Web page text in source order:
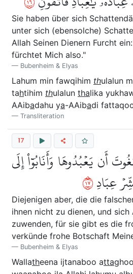
Sie haben über sich
unter sich (ebensolche)
Allah Seinen Dienern Furcht
fürchtet Mich also."
Bubenheim & Elyas
Lahum min fawqihim thulalun
tahtihim thulalun thalika
AAibadahu ya-AAibadi
Transliteration
17
أَن يَعۡبُدُوهَا وَأَنَابُوٓاْ إِلَى
عِبَادِ٧١
Diejenigen aber, die die
ihnen nicht zu dienen, und sich
zuwenden, für sie gibt es die
verkünde frohe Botschaft
Bubenheim & Elyas
Wallatheena ijtanaboo atta